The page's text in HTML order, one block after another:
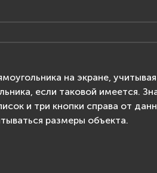
на экране,
если таковой имеется.
и три кнопки справа от
размеры объекта.